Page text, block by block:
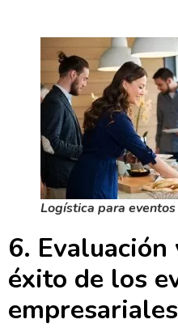
Logística para
6.
éxito de los
empresariales